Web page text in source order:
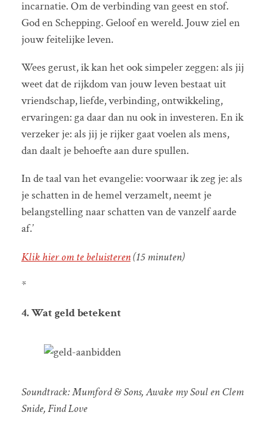
incarnatie. Om de verbinding van geest en stof.
God en Schepping. Geloof en wereld. Jouw ziel en
jouw feitelijke leven.
Wees gerust, ik kan het ook simpeler zeggen: als jij
weet dat de rijkdom van jouw leven bestaat uit
vriendschap, liefde, verbinding, ontwikkeling,
ervaringen: ga daar dan nu ook in investeren. En ik
verzeker je: als jij je rijker gaat voelen als mens,
dan daalt je behoefte aan dure spullen.
In de taal van het evangelie: voorwaar ik zeg je: als
je schatten in de hemel verzamelt, neemt je
belangstelling naar schatten van de vanzelf aarde
af.’
Klik hier om te beluisteren(15 minuten)
*
4. Wat geld betekent
Soundtrack:Mumford & Sons, Awake my Soul en Clem
Snide, Find Love